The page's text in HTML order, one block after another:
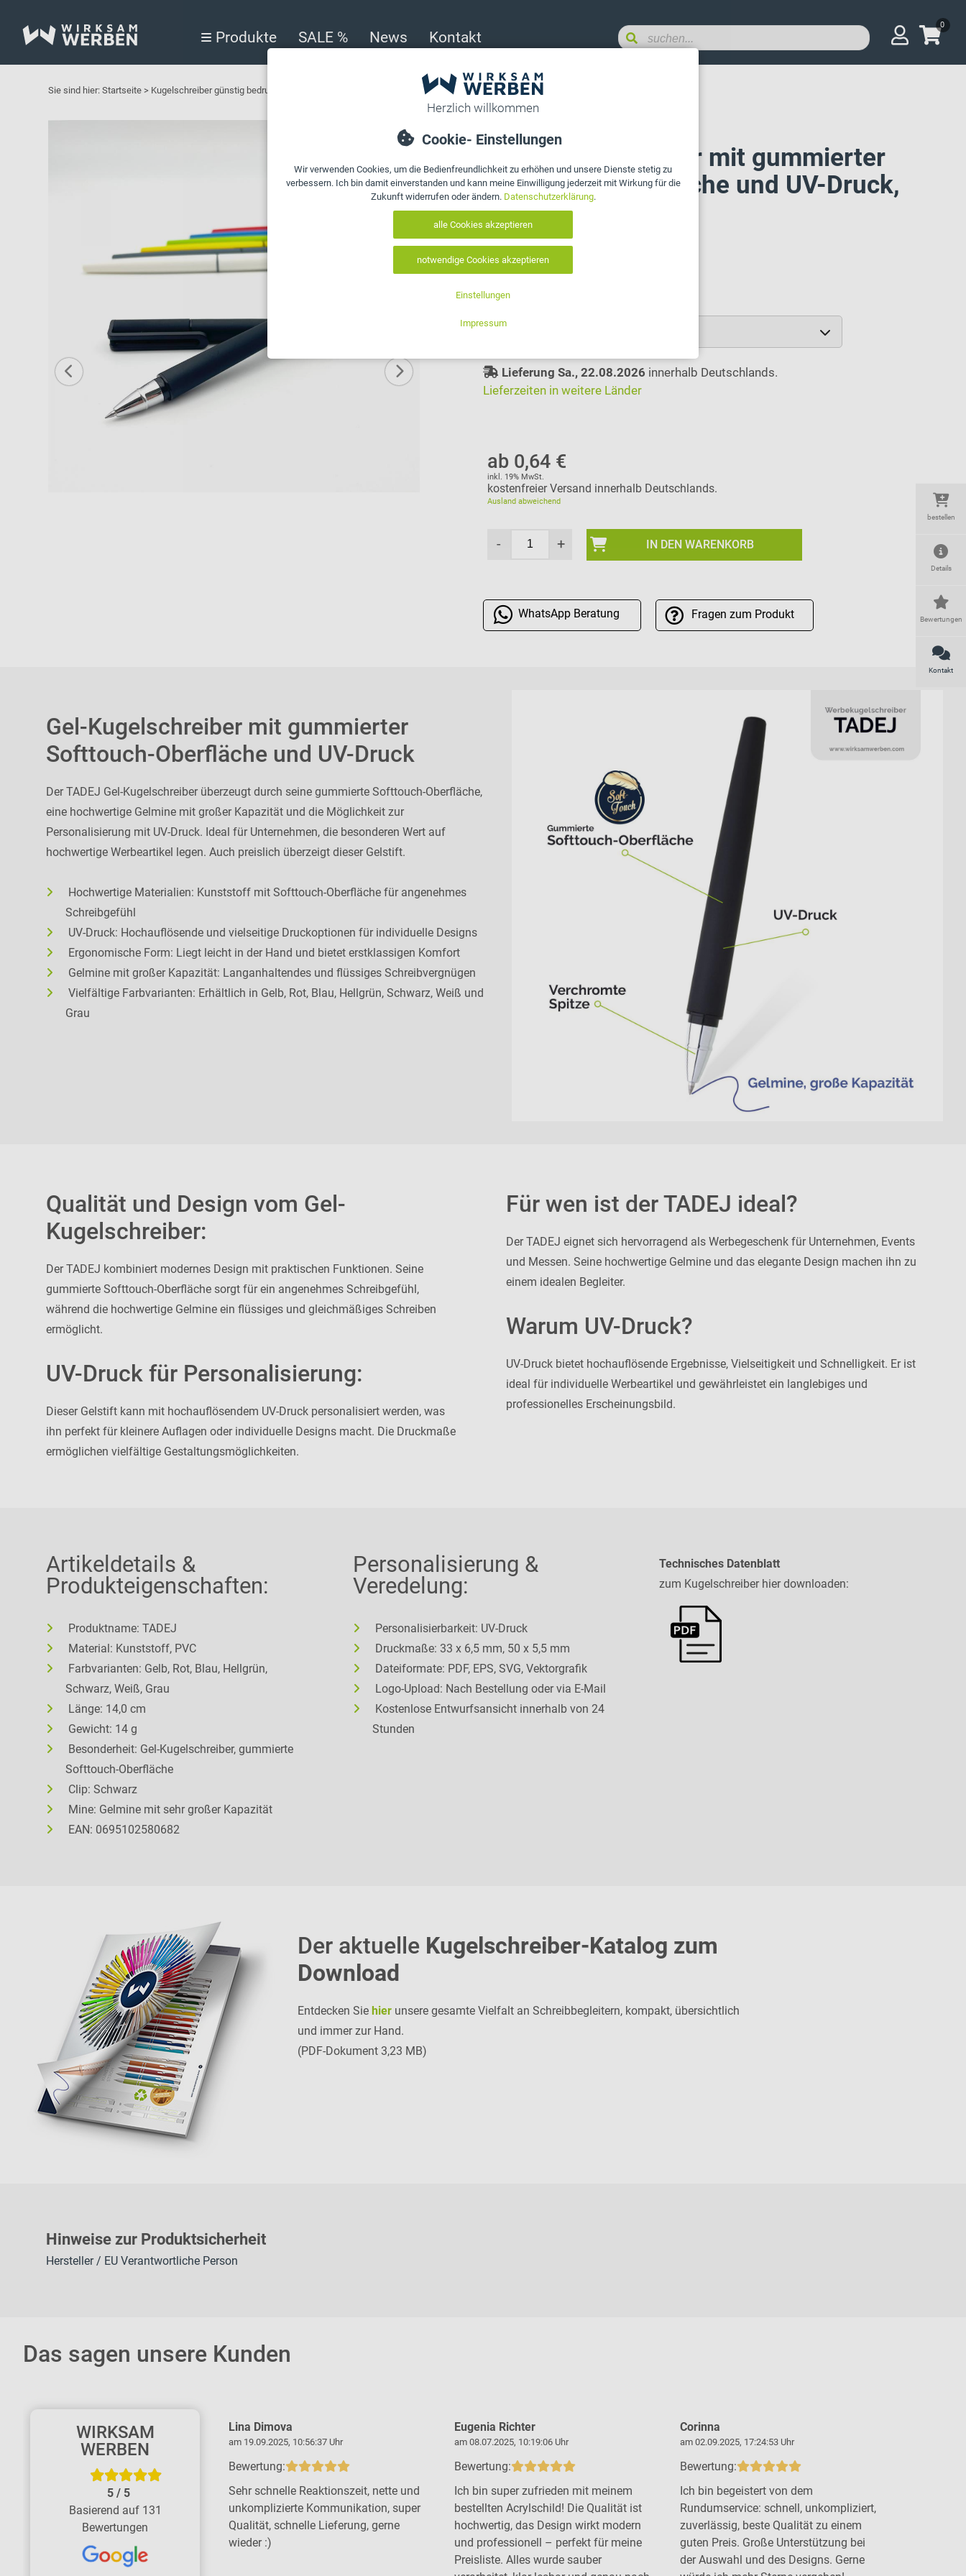
0
Produkte SALE % News Kontakt
Sie sind hier:Startseite > Kugelschreiber günstig bedrucken lassen Gel-Kugelschreiber mit gummierter Softtouch-Oberfläche und UV-Druck, TADEJ
Gel-Kugelschreiber mit gummierter
Softtouch-Oberfläche und UV-Druck,
TADEJ
Art. Nr.: 10197
0695102580682
Lieferung Sa., 22.08.2026 innerhalb Deutschlands.
Lieferzeiten in weitere Länder
ab 0,64 €
inkl. 19% MwSt.
kostenfreier Versand innerhalb Deutschlands.
Ausland abweichend
- + IN DEN WARENKORB
WhatsApp Beratung Fragen zum Produkt
bestellen
Details
Bewertungen
Kontakt
Gel-Kugelschreiber mit gummierter
Softtouch-Oberfläche und UV-Druck
Der TADEJ Gel-Kugelschreiber überzeugt durch seine gummierte Softtouch-Oberfläche,
eine hochwertige Gelmine mit großer Kapazität und die Möglichkeit zur
Personalisierung mit UV-Druck. Ideal für Unternehmen, die besonderen Wert auf
hochwertige Werbeartikel legen. Auch preislich überzeigt dieser Gelstift.
Hochwertige Materialien: Kunststoff mit Softtouch-Oberfläche für angenehmes
Schreibgefühl
UV-Druck: Hochauflösende und vielseitige Druckoptionen für individuelle Designs
Ergonomische Form: Liegt leicht in der Hand und bietet erstklassigen Komfort
Gelmine mit großer Kapazität: Langanhaltendes und flüssiges Schreibvergnügen
Vielfältige Farbvarianten: Erhältlich in Gelb, Rot, Blau, Hellgrün, Schwarz, Weiß und
Grau
Qualität und Design vom Gel-
Kugelschreiber:
Der TADEJ kombiniert modernes Design mit praktischen Funktionen. Seine
gummierte Softtouch-Oberfläche sorgt für ein angenehmes Schreibgefühl,
während die hochwertige Gelmine ein flüssiges und gleichmäßiges Schreiben
ermöglicht.
UV-Druck für Personalisierung:
Dieser Gelstift kann mit hochauflösendem UV-Druck personalisiert werden, was
ihn perfekt für kleinere Auflagen oder individuelle Designs macht. Die Druckmaße
ermöglichen vielfältige Gestaltungsmöglichkeiten.
Für wen ist der TADEJ ideal?
Der TADEJ eignet sich hervorragend als Werbegeschenk für Unternehmen, Events
und Messen. Seine hochwertige Gelmine und das elegante Design machen ihn zu
einem idealen Begleiter.
Warum UV-Druck?
UV-Druck bietet hochauflösende Ergebnisse, Vielseitigkeit und Schnelligkeit. Er ist
ideal für individuelle Werbeartikel und gewährleistet ein langlebiges und
professionelles Erscheinungsbild.
Artikeldetails &
Produkteigenschaften:
Produktname: TADEJ
Material: Kunststoff, PVC
Farbvarianten: Gelb, Rot, Blau, Hellgrün,
Schwarz, Weiß, Grau
Länge: 14,0 cm
Gewicht: 14 g
Besonderheit: Gel-Kugelschreiber, gummierte
Softtouch-Oberfläche
Clip: Schwarz
Mine: Gelmine mit sehr großer Kapazität
EAN: 0695102580682
Personalisierung &
Veredelung:
Personalisierbarkeit: UV-Druck
Druckmaße: 33 x 6,5 mm, 50 x 5,5 mm
Dateiformate: PDF, EPS, SVG, Vektorgrafik
Logo-Upload: Nach Bestellung oder via E-Mail
Kostenlose Entwurfsansicht innerhalb von 24
Stunden
Technisches Datenblatt
zum Kugelschreiber hier downloaden:
Der aktuelle Kugelschreiber-Katalog zum
Download
Entdecken Sie hier unsere gesamte Vielfalt an Schreibbegleitern, kompakt, übersichtlich
und immer zur Hand.
(PDF-Dokument 3,23 MB)
Hinweise zur Produktsicherheit
Hersteller / EU Verantwortliche Person
Das sagen unsere Kunden
WIRKSAM
WERBEN
5 / 5
Basierend auf 131
Bewertungen
Kerstin Thiemicke
am 11.06.2026, 16:37:45 Uhr
Tolle Firma - große Kompetenz, schnell
und zuverlässig. Wir sind rundum
zufrieden. Ich empfehle die Firma ohne
Bedenken gern weiter.
Lina Dimova
am 19.09.2025, 10:56:37 Uhr
Bewertung:
Sehr schnelle Reaktionszeit, nette und
unkomplizierte Kommunikation, super
Qualität, schnelle Lieferung, gerne
wieder :)
Eugenia Richter
am 08.07.2025, 10:19:06 Uhr
Bewertung:
Ich bin super zufrieden mit meinem
bestellten Acrylschild! Die Qualität ist
hochwertig, das Design wirkt modern
und professionell – perfekt für meine
Preisliste. Alles wurde sauber
Corinna
am 02.09.2025, 17:24:53 Uhr
Bewertung:
Ich bin begeistert von dem
Rundumservice: schnell, unkompliziert,
zuverlässig, beste Qualität zu einem
guten Preis. Große Unterstützung bei
der Auswahl und des Designs. Gerne